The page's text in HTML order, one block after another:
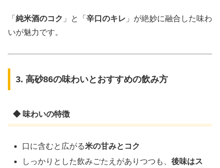
「 純米酒のコク 」と「 辛口のキレ 」が絶妙に融合した味わ
いが魅力です。
3. 高砂86の味わいとおすすめの飲み方
◆ 味わいの特徴
口に含むと広がる米の甘みとコク
しっかりとした飲みごたえがありつつも、後味はス